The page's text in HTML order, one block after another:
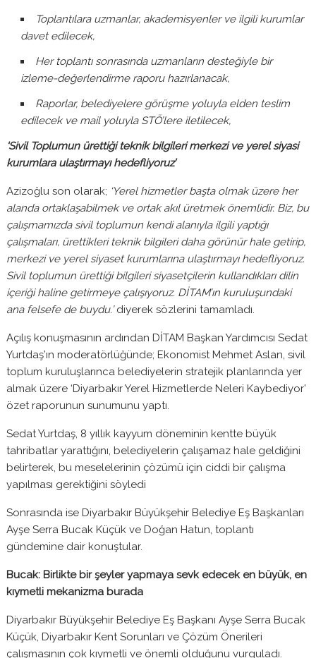
Toplantılara uzmanlar, akademisyenler ve ilgili kurumlar
davet edilecek,
Her toplantı sonrasında uzmanların desteğiyle bir
izleme-değerlendirme raporu hazırlanacak,
Raporlar, belediyelere görüşme yoluyla elden teslim
edilecek ve mail yoluyla STÖ’lere iletilecek,
‘Sivil Toplumun ürettiği teknik bilgileri merkezi ve yerel siyasi
kurumlara ulaştırmayı hedefliyoruz’
Azizoğlu son olarak; ‘Yerel hizmetler başta olmak üzere her
alanda ortaklaşabilmek ve ortak akıl üretmek önemlidir. Biz, bu
çalışmamızda sivil toplumun kendi alanıyla ilgili yaptığı
çalışmaları, ürettikleri teknik bilgileri daha görünür hale getirip,
merkezi ve yerel siyaset kurumlarına ulaştırmayı hedefliyoruz.
Sivil toplumun ürettiği bilgileri siyasetçilerin kullandıkları dilin
içeriği haline getirmeye çalışıyoruz. DİTAM’ın kuruluşundaki
ana felsefe de buydu.’diyerek sözlerini tamamladı.
Açılış konuşmasının ardından DİTAM Başkan Yardımcısı Sedat
Yurtdaş’ın moderatörlüğünde; Ekonomist Mehmet Aslan, sivil
toplum kuruluşlarınca belediyelerin stratejik planlarında yer
almak üzere ‘Diyarbakır Yerel Hizmetlerde Neleri Kaybediyor’
özet raporunun sunumunu yaptı.
Sedat Yurtdaş, 8 yıllık kayyum döneminin kentte büyük
tahribatlar yarattığını, belediyelerin çalışamaz hale geldiğini
belirterek, bu meselelerinin çözümü için ciddi bir çalışma
yapılması gerektiğini söyledi
Sonrasında ise Diyarbakır Büyükşehir Belediye Eş Başkanları
Ayşe Serra Bucak Küçük ve Doğan Hatun, toplantı
gündemine dair konuştular.
Bucak: Birlikte bir şeyler yapmaya sevk edecek en büyük, en
kıymetli mekanizma burada
Diyarbakır Büyükşehir Belediye Eş Başkanı Ayşe Serra Bucak
Küçük, Diyarbakır Kent Sorunları ve Çözüm Önerileri
çalışmasının çok kıymetli ve önemli olduğunu vurguladı.